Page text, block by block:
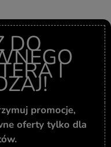
DO
I
promocje,
oferty tylko dla